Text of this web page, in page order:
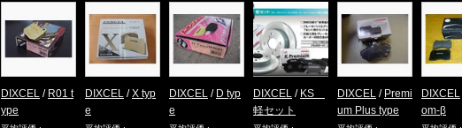
DIXCEL / R01 t
ype
DIXCEL /X typ
e
DIXCEL / D typ
e
DIXCEL / KS
軽セット
DIXCEL / Premi
um Plus type
DIXCEL
om-β